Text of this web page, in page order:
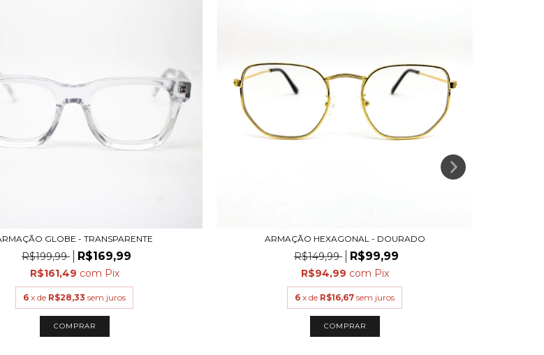
GLOBE - TRANSPARENTE
R$199,99 R$169,99
R$161,49 com Pix
6 x de R$28,33 sem juros
COMPRAR
ARMAÇÃO HEXAGONAL - DOURADO
R$149,99 R$99,99
R$94,99 com Pix
6 x de R$16,67 sem juros
COMPRAR